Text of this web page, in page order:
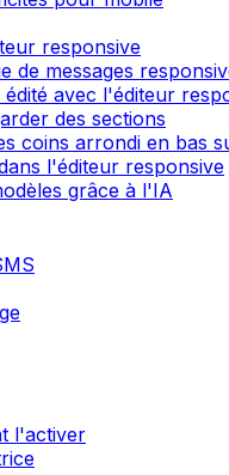
responsive
de messages
avec l'éditeur
des sections
coins arrondi en bas
l'éditeur responsive
grâce à l'IA
l'activer